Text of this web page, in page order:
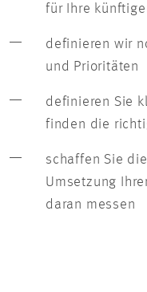
für Ihre
definieren wir
und Prioritäten
definieren Sie
finden die
schaffen Sie
Umsetzung
daran messen